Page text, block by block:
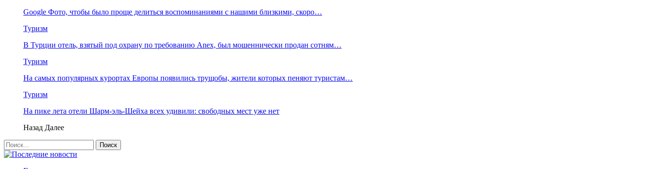
Google Фото, чтобы было проще делиться воспоминаниями с нашими близкими, скоро…
Туризм
В Турции отель, взятый под охрану по требованию Anex, был мошеннически продан сотням…
Туризм
На самых популярных курортах Европы появились трущобы, жители которых пеняют туристам…
Туризм
На пике лета отели Шарм-эль-Шейха всех удивили: свободных мест уже нет
Назад Далее